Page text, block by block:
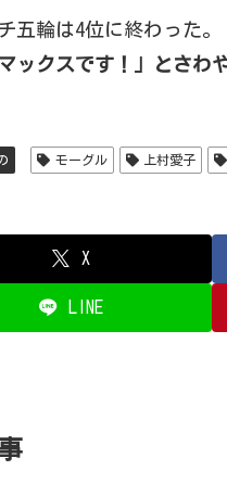
五輪は4位に終わった。
ックスです！」とさわ
モーグル 上村愛子
X
LINE